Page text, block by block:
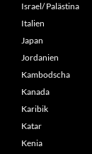
Israel/ Palästina
Italien
Japan
Jordanien
Kambodscha
Kanada
Karibik
Katar
Kenia